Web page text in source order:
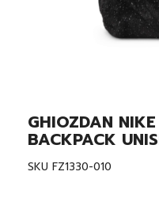
Skip
to
the
beginning
of
GHIOZDAN
BACKPACK
SKU FZ1330-010